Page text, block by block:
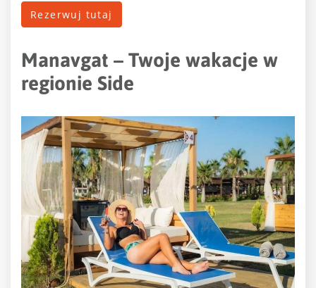
Rezerwuj tutaj
Manavgat – Twoje wakacje w
regionie Side